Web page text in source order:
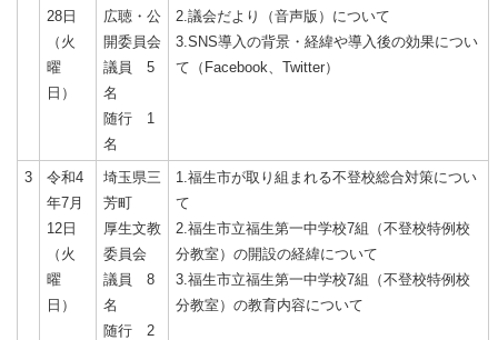
28日
（火
曜
日）
広聴・公
開委員会
議員 5
名
随行 1
名
2.議会だより（音声版）について
3.SNS導入の背景・経緯や導入後の効果につい
て（Facebook、Twitter）
3
令和4
年7月
12日
（火
曜
日）
埼玉県三
芳町
厚生文教
委員会
議員 8
名
随行 2
1.福生市が取り組まれる不登校総合対策につい
て
2.福生市立福生第一中学校7組（不登校特例校
分教室）の開設の経緯について
3.福生市立福生第一中学校7組（不登校特例校
分教室）の教育内容について